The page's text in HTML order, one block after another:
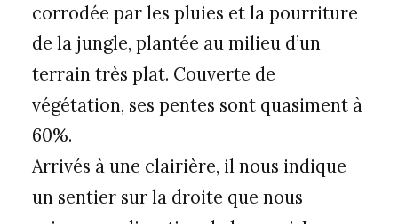
corrodée par les pluies et la pourriture
de la jungle, plantée au milieu d’un
terrain très plat. Couverte de
végétation, ses pentes sont quasiment à
60%.
Arrivés à une clairière, il nous indique
un sentier sur la droite que nous